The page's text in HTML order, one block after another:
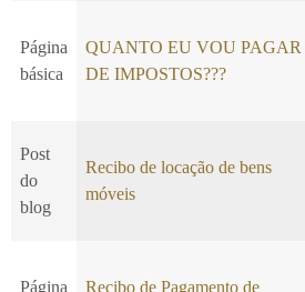
Página
básica
QUANTO EU VOU PAGAR
DE IMPOSTOS???
Post
do
blog
Recibo de locação de bens
móveis
Página
Recibo de Pagamento de